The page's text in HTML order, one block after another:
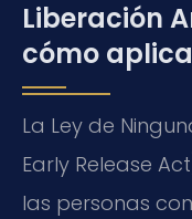
Liberación
cómo
La Ley de
Early Release
las personas